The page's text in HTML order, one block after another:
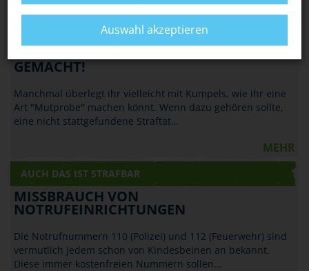
MEHR
AUCH DAS IST STRAFBAR
GEMACHT!
Manchmal überlegt ihr vielleicht mit Kumpels, wie ihr eine
Art "Mutprobe" machen könnt. Wenn dazu gehören sollte,
eine nicht stattgefundene Straftat…
MEHR
AUCH DAS IST STRAFBAR
MISSBRAUCH VON
NOTRUFEINRICHTUNGEN
Die Notrufnummern 110 (Polizei) und 112 (Feuerwehr) sind
vermutlich jedem schon von Kindesbeinen an bekannt.
Diese immer kostenfreien Nummern sollen…
Auswahl akzeptieren